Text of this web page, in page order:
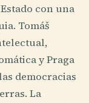
con una
Tomáš
y Praga
democracias
La